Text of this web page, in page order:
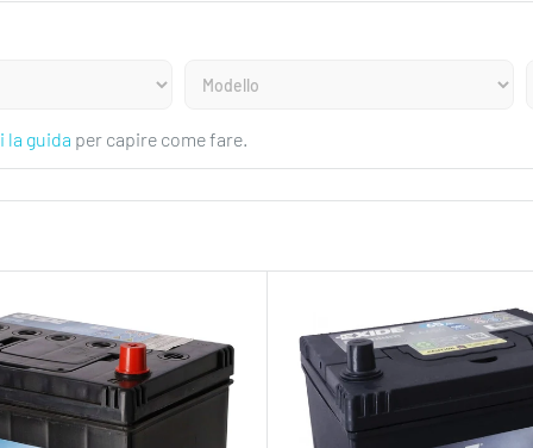
la guida per capire come fare.